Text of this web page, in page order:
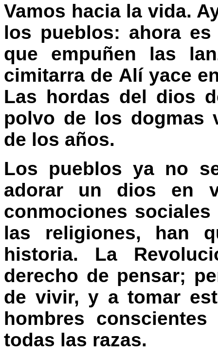
Vamos hacia la vida.
los pueblos: ahora
que empuñen las
cimitarra de Alí yace
Las hordas del dios
polvo de los dogmas
de los años.
Los pueblos ya no
adorar un dios en
conmociones
las religiones, han
historia. La
derecho de pensar;
de vivir, y a tomar
hombres
todas las razas.